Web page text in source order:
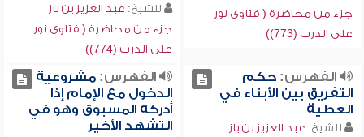
جزء من محاضرة ( فتاوى نور
على الدرب (773))
للشيخ: عبد العزيز بن باز
جزء من محاضرة ( فتاوى نور
على الدرب (774))
الفهرس:حكم
التفريق بين الأبناء في
العطية
للشيخ: عبد العزيز بن باز
الفهرس:مشروعية
الدخول مع الإمام إذا
أدركه المسبوق وهو في
التشهد الأخير